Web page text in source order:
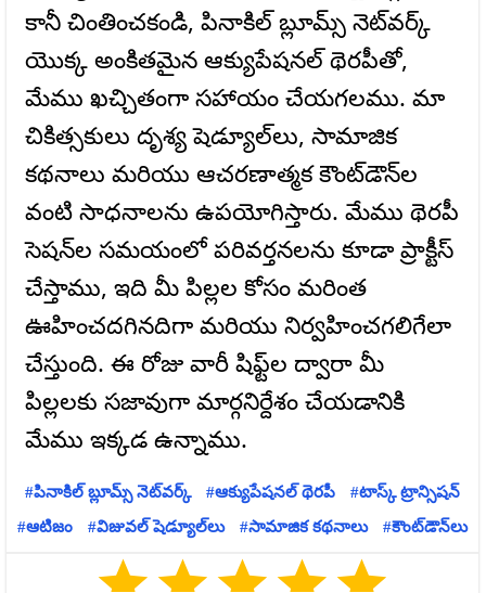
కానీ చింతించకండి, పినాకిల్ బ్లూమ్స్ నెట్‌వర్క్
యొక్క అంకితమైన ఆక్యుపేషనల్ థెరపీతో,
మేము ఖచ్చితంగా సహాయం చేయగలము. మా
చికిత్సకులు దృశ్య షెడ్యూల్‌లు, సామాజిక
కథనాలు మరియు ఆచరణాత్మక కౌంట్‌డౌన్‌ల
వంటి సాధనాలను ఉపయోగిస్తారు. మేము థెరపీ
సెషన్‌ల సమయంలో పరివర్తనలను కూడా ప్రాక్టీస్
చేస్తాము, ఇది మీ పిల్లల కోసం మరింత
ఊహించదగినదిగా మరియు నిర్వహించగలిగేలా
చేస్తుంది. ఈ రోజు వారీ షిఫ్ట్‌ల ద్వారా మీ
పిల్లలకు సజావుగా మార్గనిర్దేశం చేయడానికి
పినాకిల్ బ్లూమ్స్ నెట్‌వర్క్ ఆక్యుపేషనల్ థెరపీ
టాస్క్ ట్రాన్సిషన్
ఆటిజం
విజువల్ షెడ్యూల్‌లు సామాజిక కథనాలు కౌంట్‌డౌన్‌లు